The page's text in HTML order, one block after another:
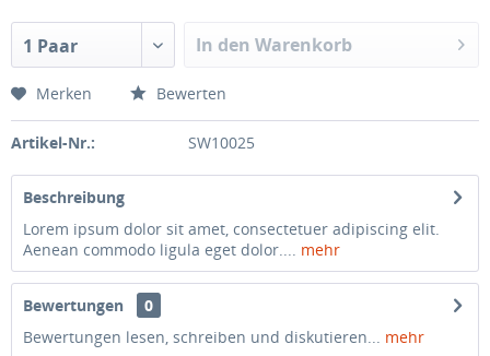
1 Paar In den Warenkorb
Merken Bewerten
Artikel-Nr.: SW10025
Beschreibung
Lorem ipsum dolor sit amet, consectetuer adipiscing elit.
Aenean commodo ligula eget dolor.... mehr
Bewertungen
0
Bewertungen lesen, schreiben und diskutieren... mehr